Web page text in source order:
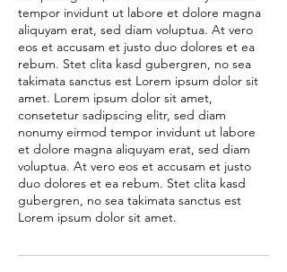
tempor invidunt ut labore et dolore magna
aliquyam erat, sed diam voluptua. At vero
eos et accusam et justo duo dolores et ea
rebum. Stet clita kasd gubergren, no sea
takimata sanctus est Lorem ipsum dolor sit
amet. Lorem ipsum dolor sit amet,
consetetur sadipscing elitr, sed diam
nonumy eirmod tempor invidunt ut labore
et dolore magna aliquyam erat, sed diam
voluptua. At vero eos et accusam et justo
duo dolores et ea rebum. Stet clita kasd
gubergren, no sea takimata sanctus est
Lorem ipsum dolor sit amet.